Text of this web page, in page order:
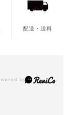
配送・送料